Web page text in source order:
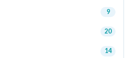
9
20
14